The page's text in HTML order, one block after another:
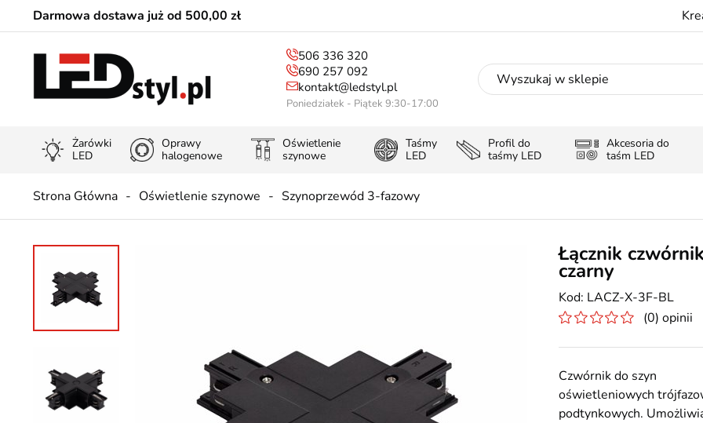
Darmowa dostawa już od 500,00 zł
506 336 320
690 257 092
kontakt@ledstyl.pl
Poniedziałek - Piątek 9:30-17:00
Żarówki
LED
Oprawy
halogenowe
Oświetlenie
szynowe
Taśmy
LED
Profil do
taśmy LED
Akcesoria do
taśm LED
Strona Główna Oświetlenie szynowe Szynoprzewód 3-fazowy
Łącznik
czarny
LACZ-X-3F-BL
(0) opinii
Czwórnik do szyn
oświetleniowych
podtynkowych.